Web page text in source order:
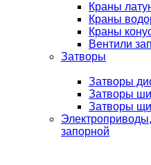
Краны
Краны
Краны
Вентили
Затворы
Затворы
Затворы
Затворы
запорной